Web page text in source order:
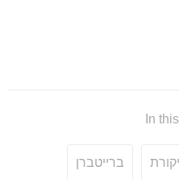
In
ברייטברן